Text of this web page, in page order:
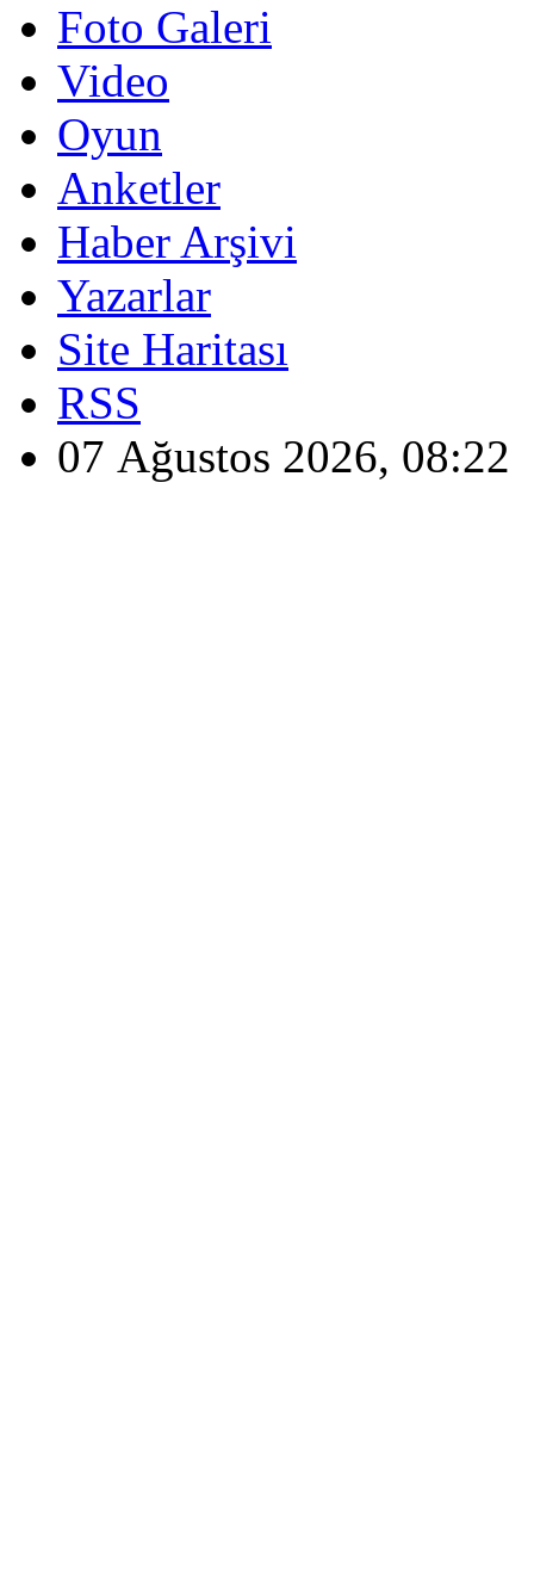
Foto Galeri
Video
Oyun
Anketler
Haber Arşivi
Yazarlar
Site Haritası
RSS
07 Ağustos 2026, 08:22